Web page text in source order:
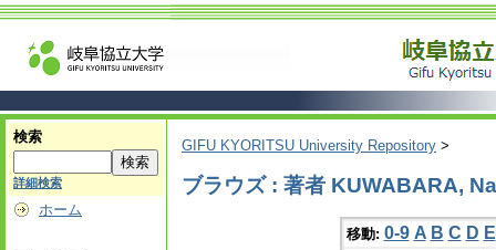
検索
詳細検索
ホーム
GIFU KYORITSU University Repository >
ブラウズ : 著者 KUWABARA,
移動: 0-9 A B C D E